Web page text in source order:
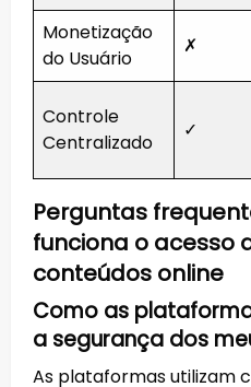
Monetização
do Usuário
✗
Controle
Centralizado
✓
Perguntas
funciona o acesso
conteúdos online
Como as
a segurança dos
As plataformas utilizam